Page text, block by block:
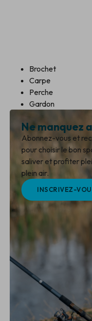
Brochet
Carpe
Perche
Gardon
Ne manquez
Abonnez-vous et
pour choisir le bon
saliver et profiter
plein air.
INSCRIVEZ-